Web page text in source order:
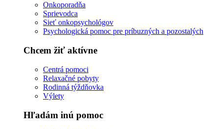
Onkoporadňa
Sprievodca
Sieť onkopsychológov
Psychologická pomoc pre príbuzných a pozostalých
Chcem žiť aktívne
Centrá pomoci
Relaxačné pobyty
Rodinná týždňovka
Výlety
Hľadám inú pomoc